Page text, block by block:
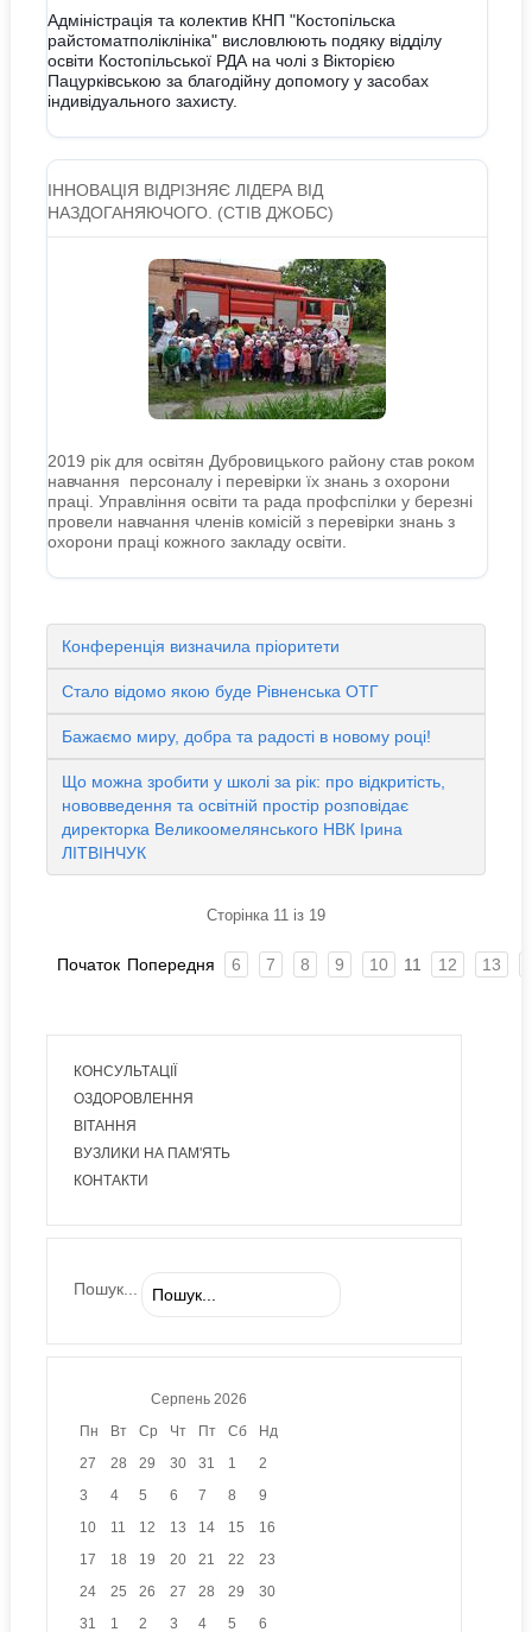
Адміністрація та колектив КНП "Костопільска
райстоматполіклініка" висловлюють подяку відділу
освіти Костопільської РДА на чолі з Вікторією
Пацурківською за благодійну допомогу у засобах
індивідуального захисту.
ІННОВАЦІЯ ВІДРІЗНЯЄ ЛІДЕРА ВІД
НАЗДОГАНЯЮЧОГО. (СТІВ ДЖОБС)
2019 рік для освітян Дубровицького району став роком
навчання персоналу і перевірки їх знань з охорони
праці. Управління освіти та рада профспілки у березні
провели навчання членів комісій з перевірки знань з
охорони праці кожного закладу освіти.
Конференція визначила пріоритети
Стало відомо якою буде Рівненська ОТГ
Бажаємо миру, добра та радості в новому році!
Що можна зробити у школі за рік: про відкритість,
нововведення та освітній простір розповідає
директорка Великоомелянського НВК Ірина
ЛІТВІНЧУК
Сторінка 11 із 19
Початок Попередня 6 7 8 9 10 11 12 13
КОНСУЛЬТАЦІЇ
ОЗДОРОВЛЕННЯ
ВІТАННЯ
ВУЗЛИКИ НА ПАМ'ЯТЬ
КОНТАКТИ
Пошук...
Серпень 2026
Пн Вт Ср Чт Пт Сб Нд
27 28 29 30 31 1 2
3 4 5 6 7 8 9
10 11 12 13 14 15 16
17 18 19 20 21 22 23
24 25 26 27 28 29 30
31 1 2 3 4 5 6